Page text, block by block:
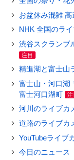
お盆休み混雑
NHK 全国のラ
渋谷スクランブ
注目
精進湖と富士山
富士山・河口湖
富士河口湖町
注
河川のライブカ
道路のライブカ
YouTubeライブ
今日のニュース